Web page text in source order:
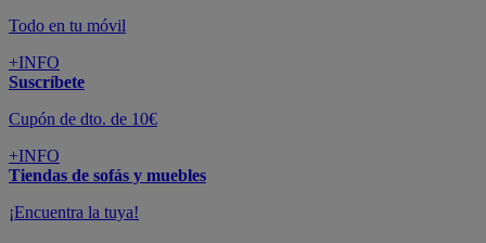
Todo en tu móvil
+INFO
Suscríbete
Cupón de dto. de 10€
+INFO
Tiendas de sofás y muebles
¡Encuentra la tuya!